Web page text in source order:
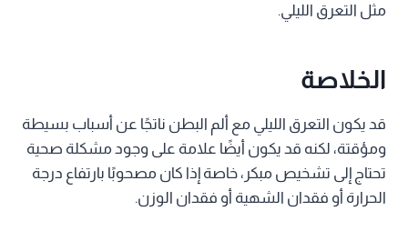
مثل التعرق الليلي.
الخلاصة
قد يكون التعرق الليلي مع ألم البطن ناتجًا عن أسباب بسيطة
ومؤقتة، لكنه قد يكون أيضًا علامة على وجود مشكلة صحية
تحتاج إلى تشخيص مبكر، خاصة إذا كان مصحوبًا بارتفاع درجة
الحرارة أو فقدان الشهية أو فقدان الوزن.